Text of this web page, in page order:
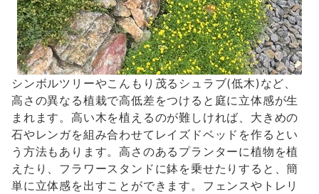
シンボルツリーやこんもり茂るシュラブ(低木)など、
高さの異なる植栽で高低差をつけると庭に立体感が生
まれます。高い木を植えるのが難しければ、大きめの
石やレンガを組み合わせてレイズドベッドを作るとい
う方法もあります。高さのあるプランターに植物を植
えたり、フラワースタンドに鉢を乗せたりすると、簡
単に立体感を出すことができます。フェンスやトレリ